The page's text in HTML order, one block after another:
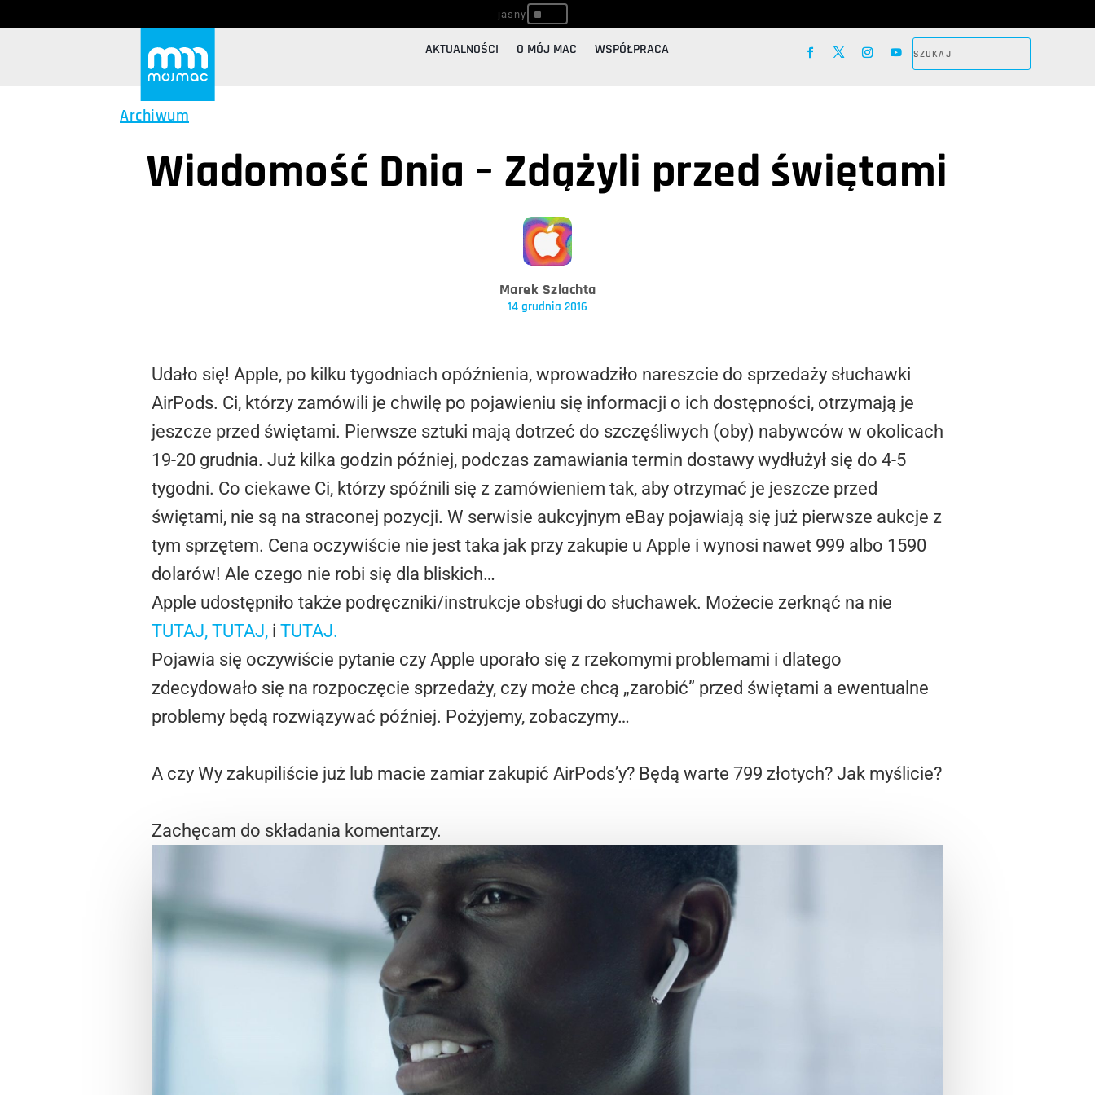
^
AKTUALNOŚCI O MÓJ MAC WSPÓŁPRACA
Archiwum
Wiadomość Dnia – Zdążyli przed świętami
Marek Szlachta
14 grudnia 2016
Udało się! Apple, po kilku tygodniach opóźnienia, wprowadziło nareszcie do sprzedaży słuchawki
AirPods. Ci, którzy zamówili je chwilę po pojawieniu się informacji o ich dostępności, otrzymają je
jeszcze przed świętami. Pierwsze sztuki mają dotrzeć do szczęśliwych (oby) nabywców w okolicach
19-20 grudnia. Już kilka godzin później, podczas zamawiania termin dostawy wydłużył się do 4-5
tygodni. Co ciekawe Ci, którzy spóźnili się z zamówieniem tak, aby otrzymać je jeszcze przed
świętami, nie są na straconej pozycji. W serwisie aukcyjnym eBay pojawiają się już pierwsze aukcje z
tym sprzętem. Cena oczywiście nie jest taka jak przy zakupie u Apple i wynosi nawet 999 albo 1590
dolarów! Ale czego nie robi się dla bliskich…
Apple udostępniło także podręczniki/instrukcje obsługi do słuchawek. Możecie zerknąć na nie
TUTAJ, TUTAJ, i TUTAJ.
Pojawia się oczywiście pytanie czy Apple uporało się z rzekomymi problemami i dlatego
zdecydowało się na rozpoczęcie sprzedaży, czy może chcą „zarobić” przed świętami a ewentualne
problemy będą rozwiązywać później. Pożyjemy, zobaczymy…
A czy Wy zakupiliście już lub macie zamiar zakupić AirPods’y? Będą warte 799 złotych? Jak myślicie?
Zachęcam do składania komentarzy.